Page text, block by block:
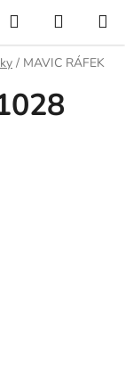
Hľadať
KOŠÍK
/ MAVIC RÁFEK